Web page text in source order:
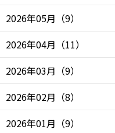
2026年05月 （9）
2026年04月 （11）
2026年03月 （9）
2026年02月 （8）
2026年01月 （9）